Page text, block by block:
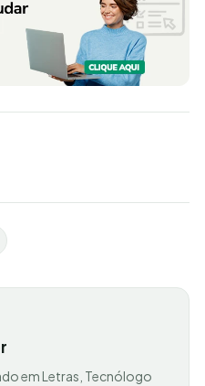
em Letras, Tecnólogo